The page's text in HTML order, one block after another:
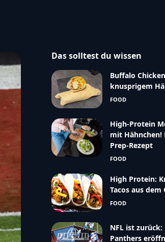
Das solltest du wissen
Buffalo
knusprigem
FOOD
High-Protein
mit Hähnchen!
Prep-Rezept
FOOD
High Protein:
Tacos aus dem
FOOD
NFL ist zurück:
Panthers